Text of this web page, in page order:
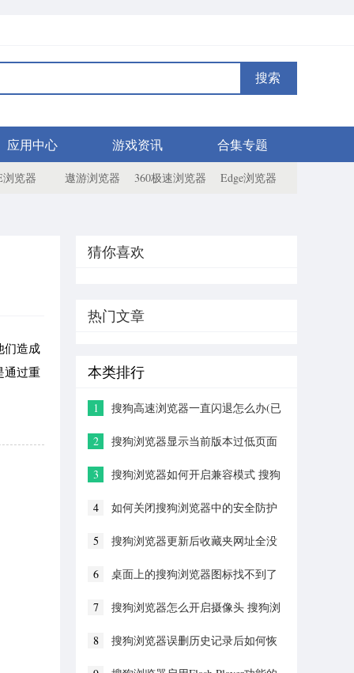
搜索
应用中心 游戏资讯 合集专题
浏览器 遨游浏览器 360极速浏览器 Edge浏览器
们造成
通过重
猜你喜欢
热门文章
本类排行
1
搜狗高速浏览器一直闪退怎么办(已
2
搜狗浏览器显示当前版本过低页面
3
搜狗浏览器如何开启兼容模式 搜狗
4
如何关闭搜狗浏览器中的安全防护
5
搜狗浏览器更新后收藏夹网址全没
解决方法
6
桌面上的搜狗浏览器图标找不到了
7
搜狗浏览器怎么开启摄像头 搜狗浏
8
搜狗浏览器误删历史记录后如何恢